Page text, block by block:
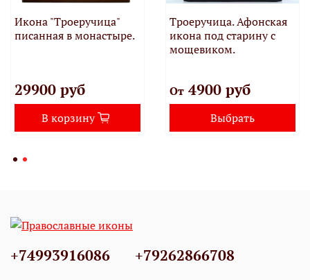
Икона "Троеручица"
писанная в монастыре.
29900 руб
В корзину
Троеручица. Афонская
икона под старину с
мощевиком.
От4900 руб
Выбрать
+74993916086 +79262866708